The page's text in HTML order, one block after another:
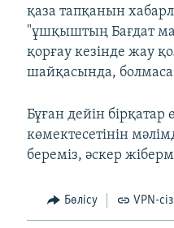
қаза тапқанын
"ұшқыштың Бағдат
қорғау кезінде жау
шайқасында,
Бұған дейін
көмектесетінін
береміз, әскер
Бөлісу VPN-